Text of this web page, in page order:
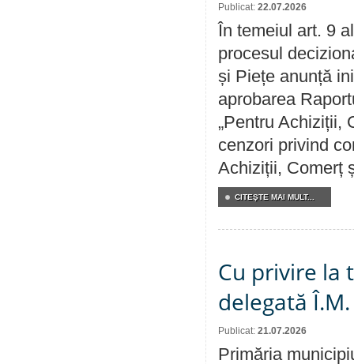
Publicat: 22.07.2026
În temeiul art. 9
procesul
și Piețe anunță
aprobarea
„Pentru Achiziții,
cenzori privind
Achiziții, Comerț
CITEŞTE MAI MULT...
Cu privire la
delegată
Publicat: 21.07.2026
Primăria